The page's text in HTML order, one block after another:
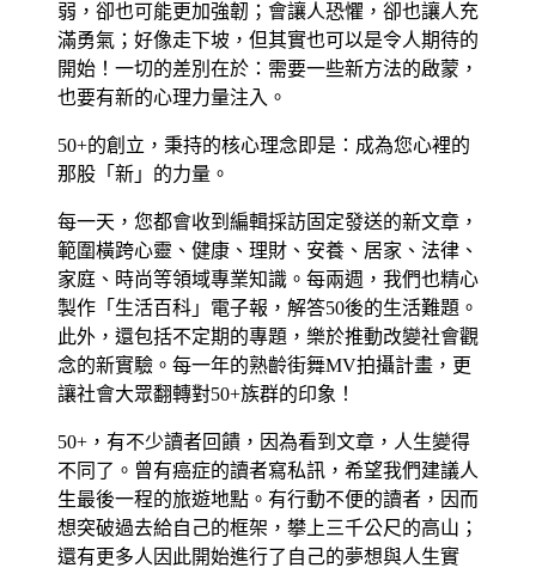
弱，卻也可能更加強韌；會讓人恐懼，卻也讓人充
滿勇氣；好像走下坡，但其實也可以是令人期待的
開始！一切的差別在於：需要一些新方法的啟蒙，
也要有新的心理力量注入。
50+的創立，秉持的核心理念即是：成為您心裡的
那股「新」的力量。
每一天，您都會收到編輯採訪固定發送的新文章，
範圍橫跨心靈、健康、理財、安養、居家、法律、
家庭、時尚等領域專業知識。每兩週，我們也精心
製作「生活百科」電子報，解答50後的生活難題。
此外，還包括不定期的專題，樂於推動改變社會觀
念的新實驗。每一年的熟齡街舞MV拍攝計畫，更
讓社會大眾翻轉對50+族群的印象！
50+，有不少讀者回饋，因為看到文章，人生變得
不同了。曾有癌症的讀者寫私訊，希望我們建議人
生最後一程的旅遊地點。有行動不便的讀者，因而
想突破過去給自己的框架，攀上三千公尺的高山；
還有更多人因此開始進行了自己的夢想與人生實